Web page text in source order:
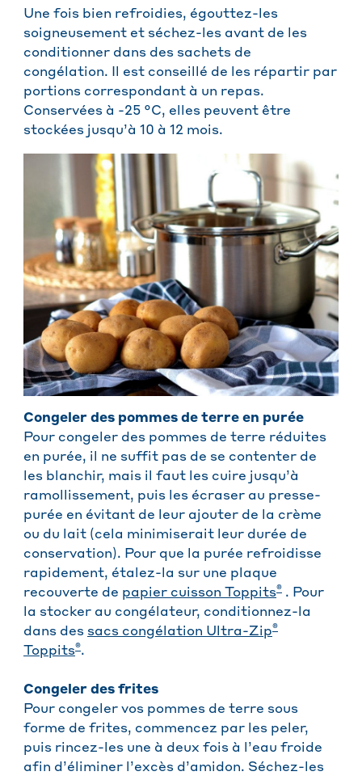
Une fois bien refroidies, égouttez-les
soigneusement et séchez-les avant de les
conditionner dans des sachets de
congélation. Il est conseillé de les répartir par
portions correspondant à un repas.
Conservées à -25 °C, elles peuvent être
stockées jusqu’à 10 à 12 mois.
Congeler des pommes de terre en purée
Pour congeler des pommes de terre réduites
en purée, il ne suffit pas de se contenter de
les blanchir, mais il faut les cuire jusqu’à
ramollissement, puis les écraser au presse-
purée en évitant de leur ajouter de la crème
ou du lait (cela minimiserait leur durée de
conservation). Pour que la purée refroidisse
rapidement, étalez-la sur une plaque
recouverte de papier cuisson Toppits® . Pour
la stocker au congélateur, conditionnez-la
dans des sacs congélation Ultra-Zip®
Toppits®.
Congeler des frites
Pour congeler vos pommes de terre sous
forme de frites, commencez par les peler,
puis rincez-les une à deux fois à l’eau froide
afin d’éliminer l’excès d’amidon. Séchez-les